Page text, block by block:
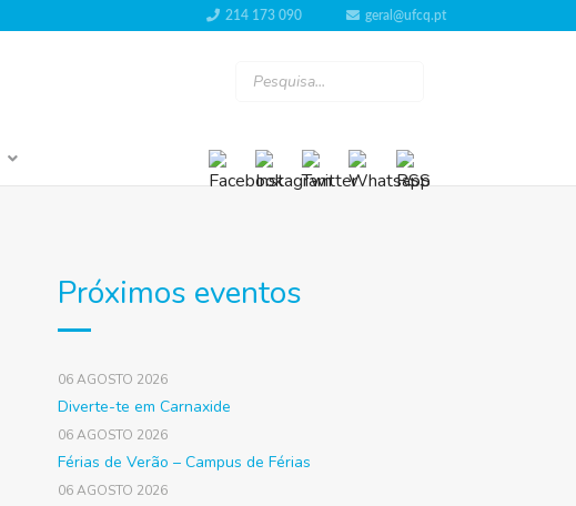
214 173 090 geral@ufcq.pt
Próximos eventos
06 AGOSTO 2026
Diverte-te em Carnaxide
06 AGOSTO 2026
Férias de Verão – Campus de Férias
06 AGOSTO 2026